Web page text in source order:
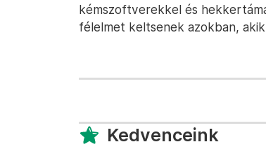
kémszoftverekkel és
félelmet keltsenek azokban,
Kedvenceink